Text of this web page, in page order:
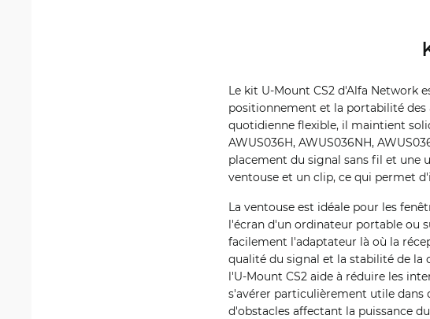
Le kit U-Mount CS2 d'Alfa Network
positionnement et la portabilité
quotidienne flexible, il maintient
AWUS036H, AWUS036NH,
placement du signal sans fil et une
ventouse et un clip, ce qui permet
La ventouse est idéale pour les
l'écran d'un ordinateur portable ou
facilement l'adaptateur là où la
qualité du signal et la stabilité de
l'U-Mount CS2 aide à réduire les
s'avérer particulièrement utile dans
d'obstacles affectant la puissance